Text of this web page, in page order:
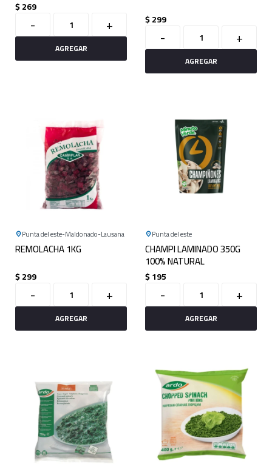
$269
- + $299
- +
Punta del este Maldonado Lausana
REMOLACHA 1KG
$299
- +
Punta del este
CHAMPI LAMINADO 350G
100% NATURAL
$195
- +